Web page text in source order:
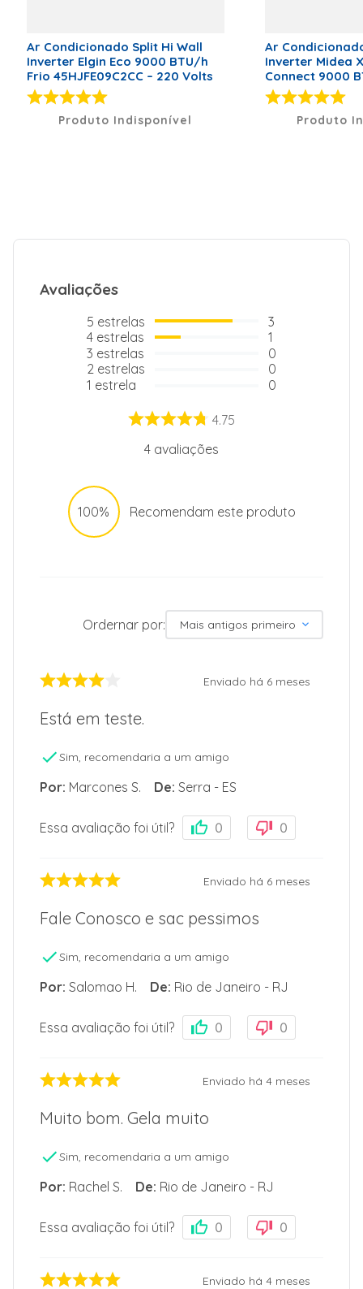
Comprimento Evaporadora
189 mm
Peso Condensadora
20,3 kg
Altura Condensadora
495 mm
Largura Condensadora
717 mm
Tipo de Conexão
Infra-Red
doméstica
Garantia
Ar Condicionado Split Hi Wall
Inverter Elgin Eco 9000 BTU/h
Frio 45HJFE09C2CC – 220 Volts
Produto Indisponível
Ar
Inverter Midea
Connect 9000
38AGVCJ09M5
Produto
Avaliações
5 estrelas
4 estrelas
3 estrelas
2 estrelas
1 estrela
3
1
0
0
0
4.75
4 avaliações
100% Recomendam este produto
Ordernar por: Mais antigos primeiro
Enviado há 6 meses
Está em teste.
Sim, recomendaria a um amigo
Por: Marcones S. De: Serra - ES
Essa avaliação foi útil? 0 0
Enviado há 6 meses
Fale Conosco e sac pessimos
Sim, recomendaria a um amigo
Por: Salomao H. De: Rio de Janeiro - RJ
Essa avaliação foi útil? 0 0
Enviado há 4 meses
Muito bom. Gela muito
Sim, recomendaria a um amigo
Por: Rachel S. De: Rio de Janeiro - RJ
Essa avaliação foi útil? 0 0
Enviado há 4 meses